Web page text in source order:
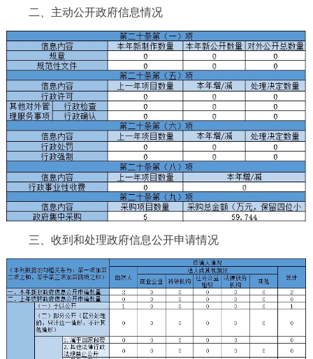
二、主动公开政府信息情况
三、收到和处理政府信息公开申请情况